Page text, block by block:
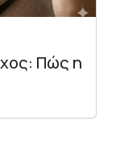
Πώς η